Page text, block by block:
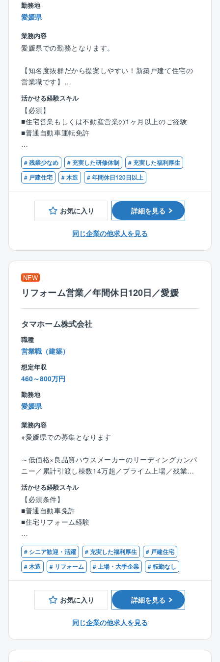
■組織と環境
・設計部門には4名の構成となっております。
・同社に在籍している先輩社員の大半が中途入社で
す。先輩社員も同じ環境を経験してきたため、これか
ら入社される方の不安や戸惑いなどもフォローするこ
とができます。
先輩社員の特徴としては物静かな方が多く、業務に真
面目に取り組んでおり、
同社はまさに「技術者集団」です。
同社は資格を保有し、知識や経験があれば中途で入社
された方でもすぐに活躍できる環境が整っています。
勤務地
愛媛県
業務内容
愛媛県での勤務となります。
【知名度抜群だから提案しやすい！新築戸建て住宅の
営業職です】
モデルハウスに来場されたお客様へ、同社の住宅をご
提案していただきます。
【具体的には】
●住宅に関するご希望のヒアリング、プラン作成
●住宅建設地の敷地調査、現地調査、役所調査
●住宅ローンのご相談等
来場からお引渡まで、すべてをプロデュースしていた
だきます。
これまでのご経験を存分に発揮していただける環境を
整えています。
【タマホーム営業職魅力ポイント】
★より良いものを安く
業界相場を下回るタマホーム価格
住宅性能6項目目で最高等級クリア
国産材使用率74.1%
★圧倒的な集客力
集客数（年間）約180,000組
一人当たり接客数平均（年間）約171組
一人当たり契約数平均（年間）10.25棟（約10棟）
★条件
年間休日120日
平均年収932万円
【インセンティブ制度】
■毎月支給
■請負金額×歩合率という分かり易さ
建物平均単価2,350万円× 1.5％ ＋ プラスα
平均歩合約45万円（1棟当たり）
■平均受注数
平均年間受注数：10.25棟（1人当たり）
＜例：年間歩合給＞
1棟当たり約45万円×平均10棟＝450万円
活かせる経験スキル
【必須】
■住宅営業もしくは不動産営業の1ヶ月以上のご経験
■普通自動車運転免許
【歓迎】
■何らかの営業経験5年以上がある方
■宅地建物取引士の資格保有者
# 残業少なめ # 充実した研修体制
# 充実した福利厚生
# 戸建住宅
# 木造 # 年間休日120日以上
お気に入り 詳細を見る
同じ企業の他求人を見る
NEW
リフォーム営業／年間休日120日／愛媛
タマホーム株式会社
職種
営業職（建築）
想定年収
460～800万円
勤務地
愛媛県
業務内容
※愛媛県での募集となります
～低価格×良品質ハウスメーカーのリーディングカンパ
ニー／累計引渡し棟数14万超／プライム上場／残業月1
0～20h程度／充実の福利厚生◎／年休120日～
■業務詳細：
メンテナンス、リフォーム工事等のご提案を行うお仕
事です。
同社で建築されたお施主様に対して、住宅を長持ちさ
せる工事やリフォーム工事のご提案（保証の充実化、
増改築、省エネ住宅化のご提案）を行います。
同社では住宅引き渡し10年後、保証延長を行うかどう
かの確認を行っており、延長される場合は白蟻駆除の
薬をまいたり、外壁のやり替え工事（サイリング）等
を行います。
リフォーム営業職はこの際に、保証延長をいただき、
最適な補償工事をご提案する営業となります。
■業務詳細：
活かせる経験スキル
【必須条件】
■普通自動車免許
■住宅リフォーム経験
【歓迎条件】
■１級建築施工管理技士または一級建築士の資格をお持
ちの方
■２級建築施工管理技士や、二級建築士の資格をお持ち
の方
# シニア歓迎・活躍 # 充実した福利厚生
# 戸建住宅
# 木造
# リフォーム # 上場・大手企業 # 転勤なし
お気に入り 詳細を見る
同じ企業の他求人を見る